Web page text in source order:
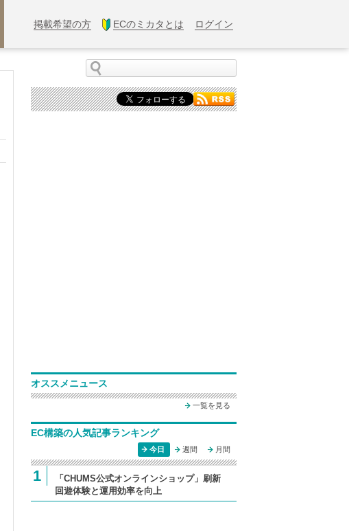
掲載希望の方 ECのミカタとは ログイン
オススメニュース
一覧を見る
EC構築の人気記事ランキング
今日 週間 月間
1
「CHUMS公式オンラインショップ」刷新
回遊体験と運用効率を向上